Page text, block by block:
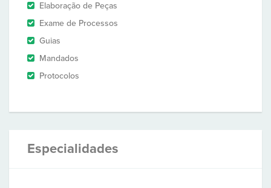
Elaboração de Peças
Exame de Processos
Guias
Mandados
Protocolos
Especialidades